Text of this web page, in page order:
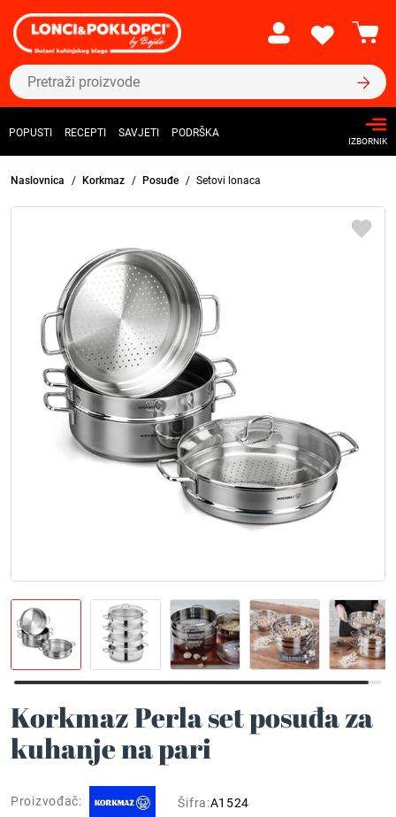
POPUSTI RECEPTI SAVJETI PODRŠKA
IZBORNIK
Naslovnica Korkmaz Posuđe Setovi lonaca
Korkmaz Perla set posuđa za
kuhanje na pari
Proizvođač: Šifra:A1524